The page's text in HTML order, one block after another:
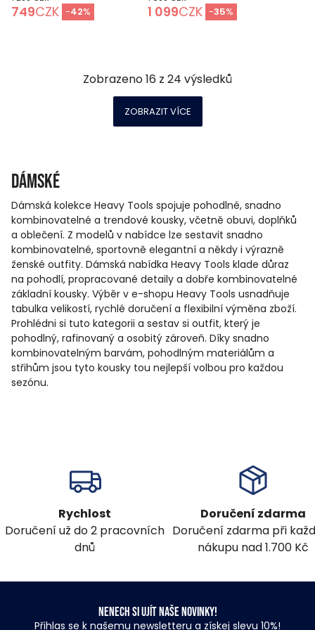
749CZK -42% 1 099CZK -35%
Zobrazeno16 z 24 výsledků
ZOBRAZIT VÍCE
Dámské
Dámská kolekce Heavy Tools spojuje pohodlné, snadno
kombinovatelné a trendové kousky, včetně obuvi, doplňků
a oblečení. Z modelů v nabídce lze sestavit snadno
kombinovatelné, sportovně elegantní a někdy i výrazně
ženské outfity. Dámská nabídka Heavy Tools klade důraz
na pohodlí, propracované detaily a dobře kombinovatelné
základní kousky. Výběr v e-shopu Heavy Tools usnadňuje
tabulka velikostí, rychlé doručení a flexibilní výměna zboží.
Prohlédni si tuto kategorii a sestav si outfit, který je
pohodlný, rafinovaný a osobitý zároveň. Díky snadno
kombinovatelným barvám, pohodlným materiálům a
střihům jsou tyto kousky tou nejlepší volbou pro každou
sezónu.
Rychlost
Doručení už do 2 pracovních
dnů
Doručení zdarma
Doručení zdarma při
nákupu nad 1.700 Kč
Nenech si ujít naše novinky!
Přihlas se k našemu newsletteru a získej slevu 10%!